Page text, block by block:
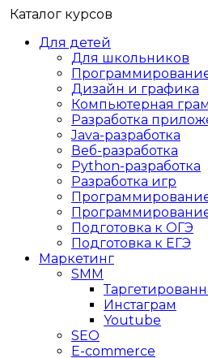
Каталог курсов
Для детей
Для школьников
Дизайн и графика
Компьютерная
Разработка
Java-разработка
Веб-разработка
Python-разработка
Разработка игр
Подготовка к ОГЭ
Подготовка к ЕГЭ
Маркетинг
SMM
Инстаграм
Youtube
SEO
E-сommerce